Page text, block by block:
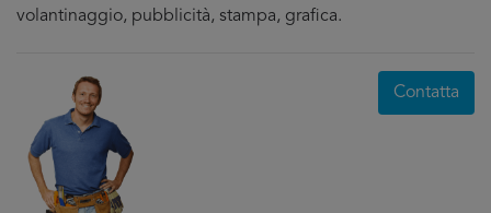
volantinaggio, pubblicità, stampa, grafica.
Contatta